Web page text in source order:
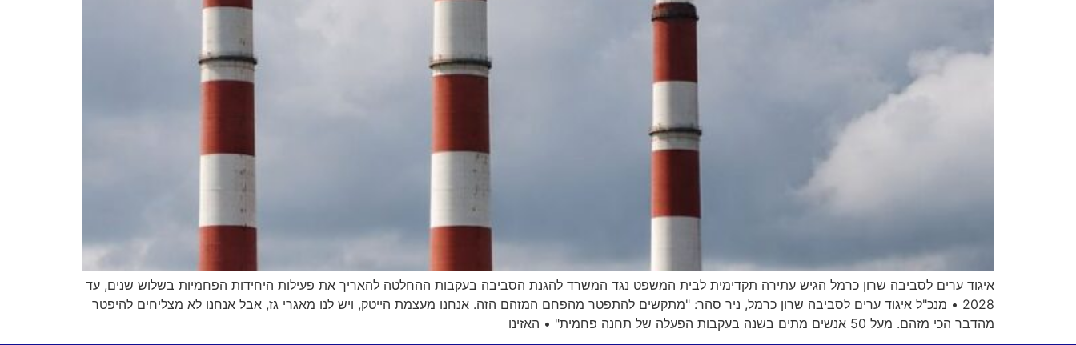
איגוד ערים לסביבה שרון כרמל הגיש עתירה תקדימית לבית המשפט נגד המשרד להגנת הסביבה בעקבות ההחלטה להאריך את פעילות היחידות הפחמיות בשלוש שנים, עד
2028 • מנכ"ל איגוד ערים לסביבה שרון כרמל, ניר סהר: "מתקשים להתפטר מהפחם המזהם הזה. אנחנו מעצמת הייטק, ויש לנו מאגרי גז, אבל אנחנו לא מצליחים להיפטר
מהדבר הכי מזהם. מעל 50 אנשים מתים בשנה בעקבות הפעלה של תחנה פחמית" • האזינו